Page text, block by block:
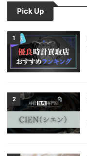
Pick Up
1
2